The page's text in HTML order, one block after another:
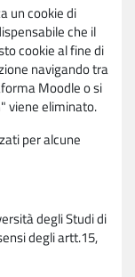
un cookie di
che il
cookie al fine di
navigando tra
Moodle o si
viene eliminato.
per alcune
degli Studi di
degli artt.15,